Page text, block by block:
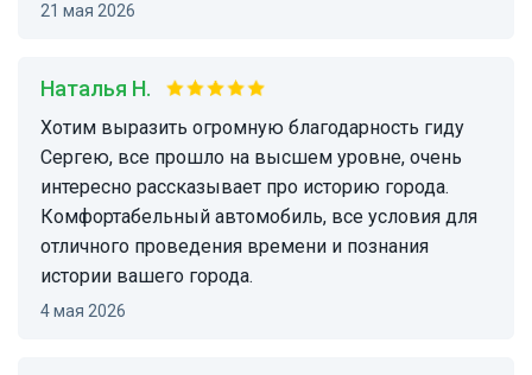
21 мая 2026
Наталья Н.
Хотим выразить огромную благодарность гиду
Сергею, все прошло на высшем уровне, очень
интересно рассказывает про историю города.
Комфортабельный автомобиль, все условия для
отличного проведения времени и познания
истории вашего города.
4 мая 2026